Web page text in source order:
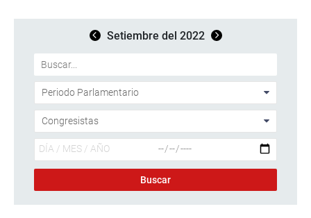
Setiembre del 2022